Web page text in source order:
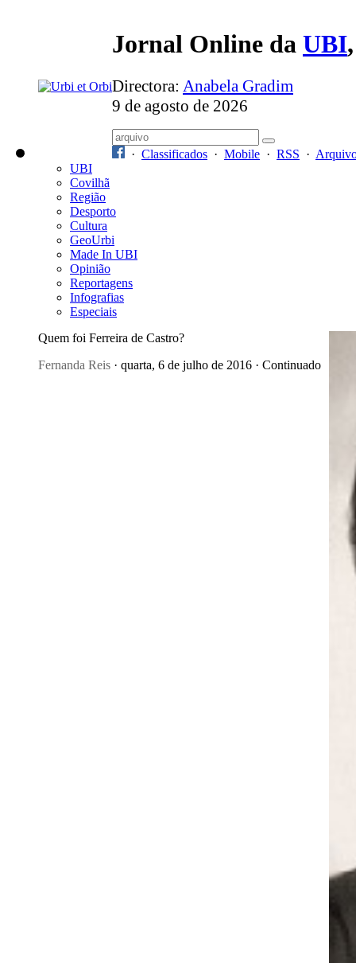
Jornal Online da UBI
Directora: Anabela Gradim
9 de agosto de 2026
· Classificados · Mobile · RSS ·
UBI
Covilhã
Região
Desporto
Cultura
GeoUrbi
Made In UBI
Opinião
Reportagens
Infografias
Especiais
Quem foi Ferreira de Castro?
Fernanda Reis · quarta, 6 de julho de 2016 · Continuado